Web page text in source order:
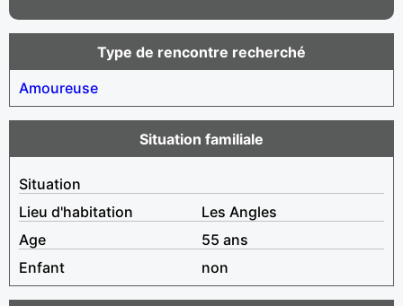
Type de rencontre recherché
Amoureuse
Situation familiale
Situation
Lieu d'habitation
Les Angles
Age
55 ans
Enfant
non